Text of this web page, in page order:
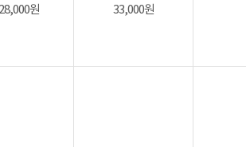
28,000원 33,000원